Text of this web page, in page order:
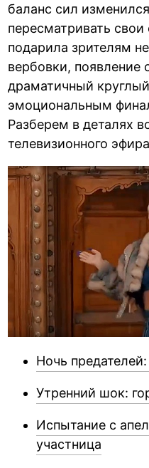
баланс сил
пересматривать свои
подарила зрителям
вербовки, появление
драматичный
эмоциональным
Разберем в деталях
телевизионного
Ночь
Утренний шок:
Испытание с
участница